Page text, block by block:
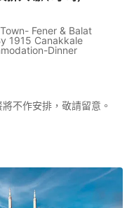
Fener & Balat
1915 Canakkale
Dinner
不作安排，敬請留意。